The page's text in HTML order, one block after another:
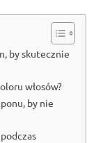
by skutecznie
włosów?
by nie